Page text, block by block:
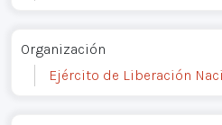
Organización
Ejército de Liberación